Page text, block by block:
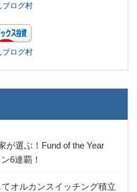
ブログ村
ブログ村
が選ぶ！Fund of the Year
6連覇！
オルカンスイッチング積立